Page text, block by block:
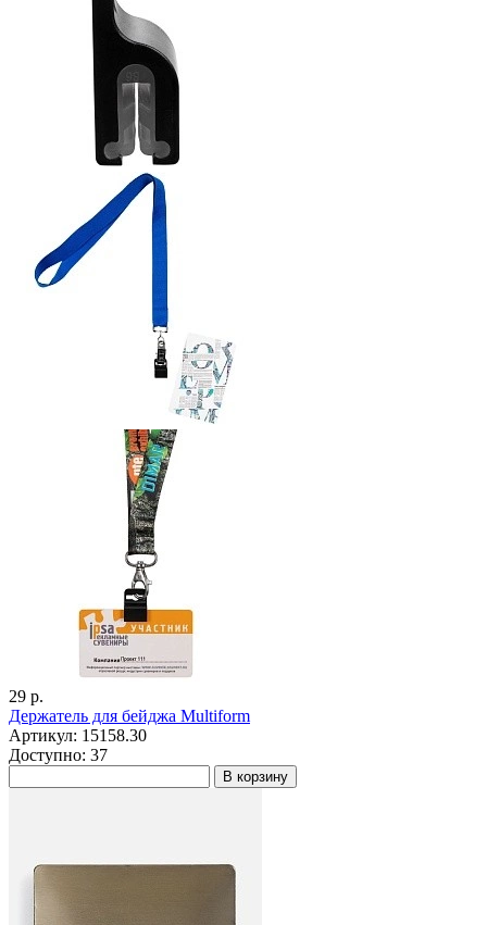
29 р.
Держатель для бейджа Multiform
Артикул: 15158.30
Доступно: 37
В корзину